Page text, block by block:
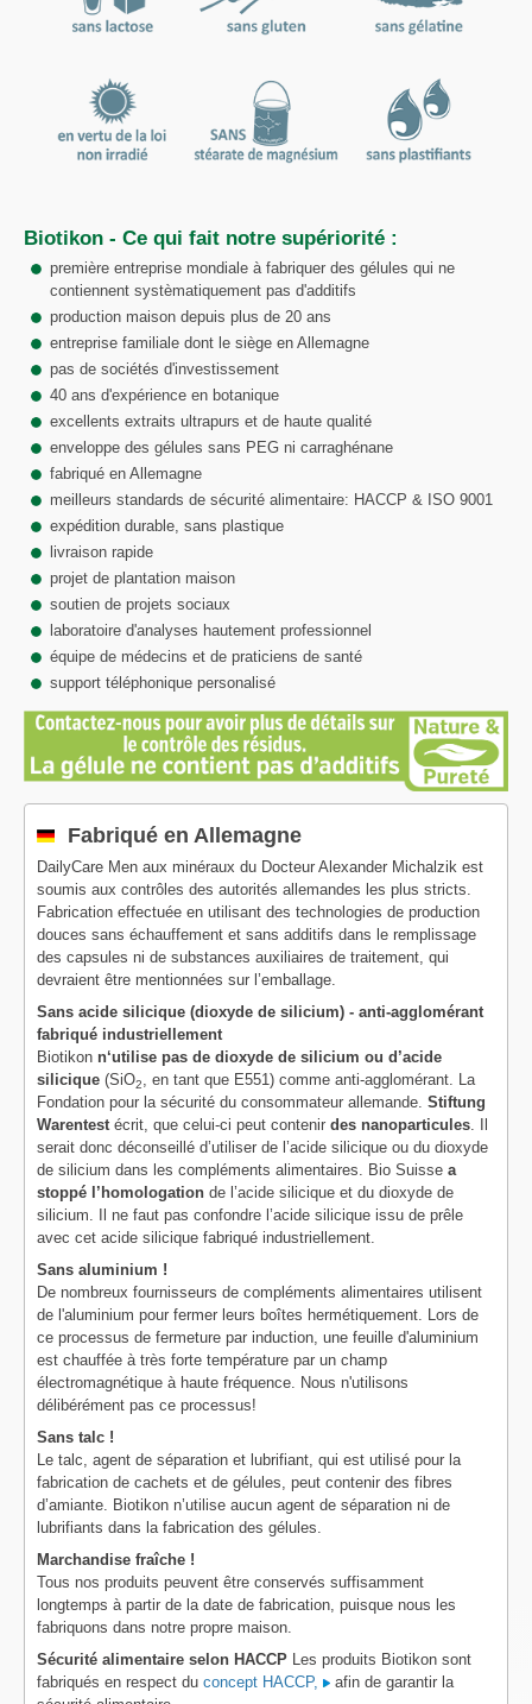
Biotikon - Ce qui fait notre supériorité :
première entreprise mondiale à fabriquer des gélules qui ne
contiennent systèmatiquement pas d'additifs
production maison depuis plus de 20 ans
entreprise familiale dont le siège en Allemagne
pas de sociétés d'investissement
40 ans d'expérience en botanique
excellents extraits ultrapurs et de haute qualité
enveloppe des gélules sans PEG ni carraghénane
fabriqué en Allemagne
meilleurs standards de sécurité alimentaire: HACCP & ISO 9001
expédition durable, sans plastique
livraison rapide
projet de plantation maison
soutien de projets sociaux
laboratoire d'analyses hautement professionnel
équipe de médecins et de praticiens de santé
support téléphonique personalisé
Fabriqué en Allemagne
DailyCare Men aux minéraux du Docteur Alexander Michalzik est
soumis aux contrôles des autorités allemandes les plus stricts.
Fabrication effectuée en utilisant des technologies de production
douces sans échauffement et sans additifs dans le remplissage
des capsules ni de substances auxiliaires de traitement, qui
devraient être mentionnées sur l’emballage.
Sans acide silicique (dioxyde de silicium) - anti-agglomérant
fabriqué industriellement
Biotikon n‘utilise pas de dioxyde de silicium ou d’acide
silicique (SiO2, en tant que E551) comme anti-agglomérant. La
Fondation pour la sécurité du consommateur allemande. Stiftung
Warentestécrit, que celui-ci peut contenir des nanoparticules. Il
serait donc déconseillé d’utiliser de l’acide silicique ou du dioxyde
de silicium dans les compléments alimentaires. Bio Suisse a
stoppé l’homologation de l’acide silicique et du dioxyde de
silicium. Il ne faut pas confondre l’acide silicique issu de prêle
avec cet acide silicique fabriqué industriellement.
Sans aluminium !
De nombreux fournisseurs de compléments alimentaires utilisent
de l'aluminium pour fermer leurs boîtes hermétiquement. Lors de
ce processus de fermeture par induction, une feuille d'aluminium
est chauffée à très forte température par un champ
électromagnétique à haute fréquence. Nous n'utilisons
délibérément pas ce processus!
Sans talc !
Le talc, agent de séparation et lubrifiant, qui est utilisé pour la
fabrication de cachets et de gélules, peut contenir des fibres
d’amiante. Biotikon n’utilise aucun agent de séparation ni de
lubrifiants dans la fabrication des gélules.
Marchandise fraîche !
Tous nos produits peuvent être conservés suffisamment
longtemps à partir de la date de fabrication, puisque nous les
fabriquons dans notre propre maison.
Sécurité alimentaire selon HACCP Les produits Biotikon sont
fabriqués en respect du concept HACCP,
afin de garantir la